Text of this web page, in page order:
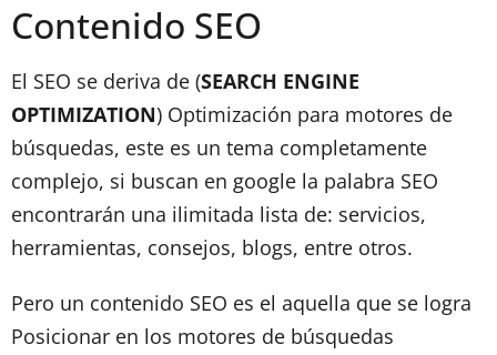
Contenido SEO
El SEO se deriva de (SEARCH ENGINE
OPTIMIZATION) Optimización para motores de
búsquedas, este es un tema completamente
complejo, si buscan en google la palabra SEO
encontrarán una ilimitada lista de: servicios,
herramientas, consejos, blogs, entre otros.
Pero un contenido SEO es el aquella que se logra
Posicionar en los motores de búsquedas